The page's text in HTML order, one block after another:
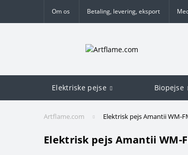
Om os Betaling, levering, eksport
Elektriske pejse Biopejse
Artflame.com Elektrisk pejs Amantii WM-
Elektrisk pejs Amantii WM-